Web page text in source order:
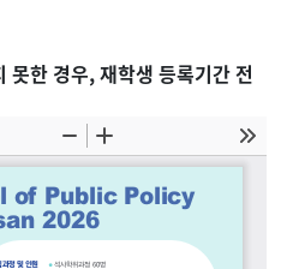
한 경우, 재학생 등록기간 전